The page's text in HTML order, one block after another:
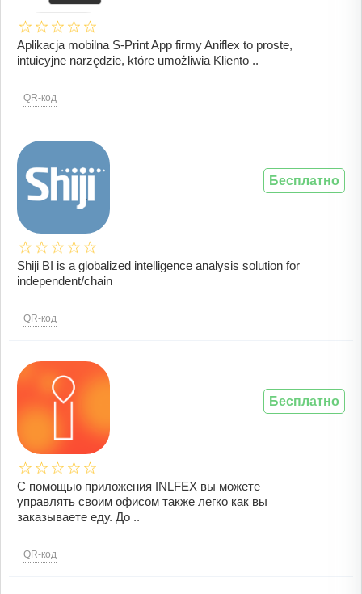
Aplikacja mobilna S-Print App firmy Aniflex to proste,
intuicyjne narzędzie, które umożliwia Kliento ..
QR-код
Shiji BI is a globalized intelligence analysis solution for
independent/chain
QR-код
Бесплатно
С помощью приложения INLFEX вы можете
управлять своим офисом также легко как вы
заказываете еду. До ..
QR-код
Бесплатно